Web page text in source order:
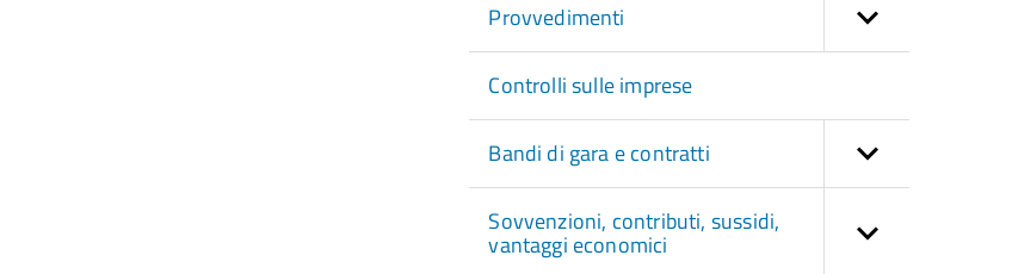
Provvedimenti
Controlli sulle imprese
Bandi di gara e contratti
Sovvenzioni, contributi, sussidi,
vantaggi economici